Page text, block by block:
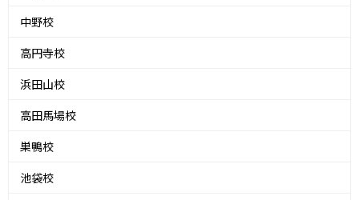
中野校
高円寺校
浜田山校
高田馬場校
巣鴨校
池袋校